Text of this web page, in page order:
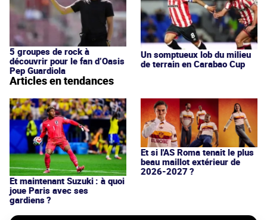
5 groupes de rock à
découvrir pour le fan d’Oasis
Pep Guardiola
Un somptueux lob du milieu
de terrain en Carabao Cup
Articles en tendances
Et maintenant Suzuki : à quoi
joue Paris avec ses
gardiens ?
Et si l'AS Roma tenait le plus
beau maillot extérieur de
2026-2027 ?